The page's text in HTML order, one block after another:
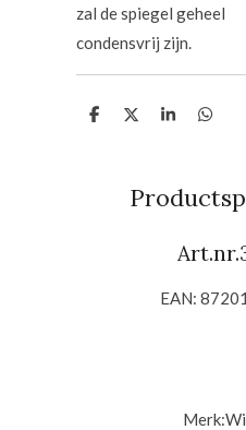
zal de spiegel geheel
condensvrij zijn.
D
D
S
D
EAN:
Merk: